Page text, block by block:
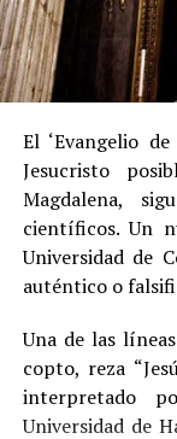
El ‘Evangelio
Jesucristo
Magdalena,
científicos. Un
Universidad de
auténtico o
Una de las
copto, reza
interpretado
Universidad de